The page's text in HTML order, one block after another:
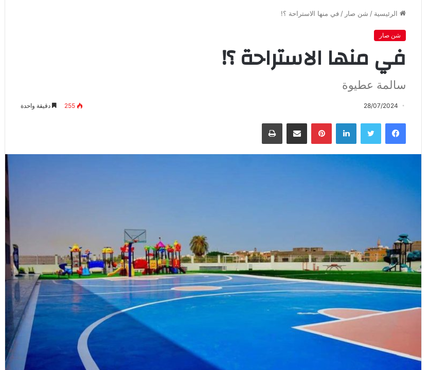
الرئيسية / شن صار / في منها الاستراحة ؟!
شن صار
في منها الاستراحة ؟!
سالمة عطيوة
28/07/2024
255 دقيقة واحدة
فيسبوك تويتر لينكدإن بينتيريست مشاركة عبر البريد طباعة